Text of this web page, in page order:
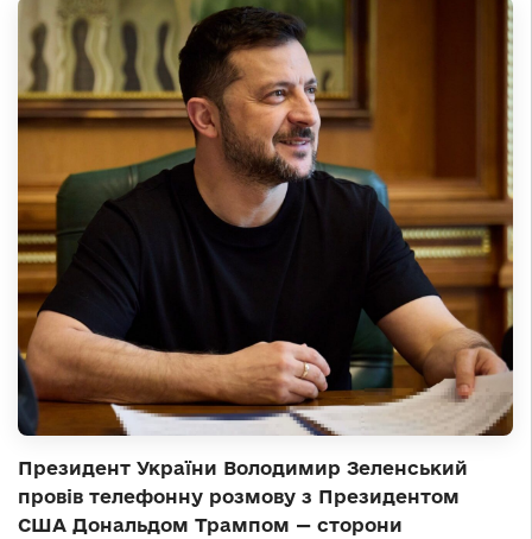
Президент України Володимир Зеленський
провів телефонну розмову з Президентом
США Дональдом Трампом — сторони